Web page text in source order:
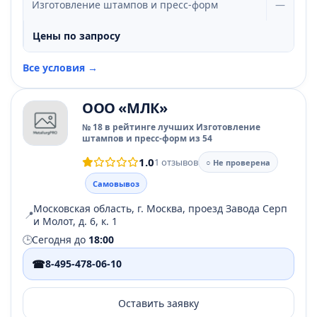
Изготовление штампов и пресс-форм —
Цены по запросу
Все условия →
ООО «МЛК»
№ 18 в рейтинге лучших Изготовление
штампов и пресс-форм из 54
1.01 отзывов
○ Не проверена
Самовывоз
📍Московская область, г. Москва, проезд Завода Серп
и Молот, д. 6, к. 1
🕒Сегодня до 18:00
☎8-495-478-06-10
Оставить заявку